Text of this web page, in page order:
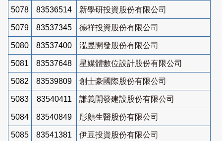
5078 83536514 新學研投資股份有限公司
5079 83537345 德祥投資股份有限公司
5080 83537400 泓昱開發股份有限公司
5081 83537648 星媒體數位設計股份有限公司
5082 83539809 創士豪國際股份有限公司
5083 83540411 謙義開發建設股份有限公司
5084 83540849 彤顏生醫股份有限公司
5085 83541381 伊豆投資股份有限公司